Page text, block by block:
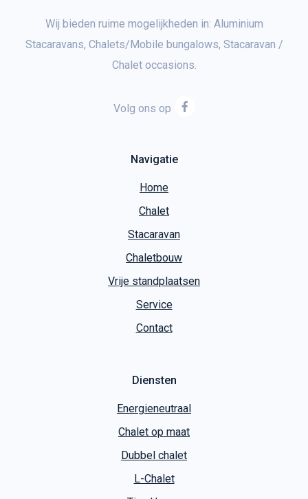
Wij bieden ruime mogelijkheden in: Aluminium
Stacaravans, Chalets/Mobile bungalows, Stacaravan /
Chalet occasions.
Volg ons op
Navigatie
Home
Chalet
Stacaravan
Chaletbouw
Vrije standplaatsen
Service
Contact
Diensten
Energieneutraal
Chalet op maat
Dubbel chalet
L-Chalet